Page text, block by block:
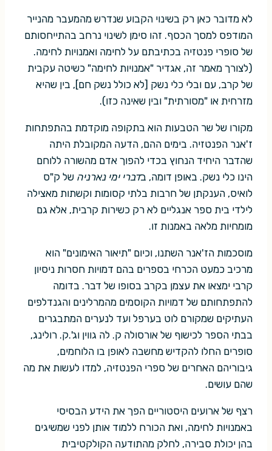
לא מדובר כאן רק בשינוי הקבוע שנדרש מהמעבר מהנייר
המודפס למסך הכסף. זהו סימן לשינוי נרחב בהתייחסותם
של סופרי פנטזיה בכתיבתם על לחימה ואמנויות לחימה.
(לצורך מאמר זה, אגדיר "אמנויות לחימה" כשיטה עקבית
של קרב, עם ובלי כלי נשק [לא כולל נשק חם], בין שהיא
מזרחית או "מסורתית" ובין שאינה כזו).
מקורו של שר הטבעות הוא בתקופה מוקדמת בהתפתחות
ז'אנר הפנטזיה. בימים ההם, הדעה המקובלת היתה
שהדבר היחיד הנחוץ בכדי להפוך אדם מהשורה ללוחם
הינו כלי נשק. באופן דומה, בדברי ימי נארניה של ק"ס
לואיס, הענקתן של חרבות בלתי קסומות וקשתות מאצילה
לילדי בית ספר אנגליים לא רק כשירות קרבית, אלא גם
מומחיות מלאה באמנות זו.
מוסכמות הז'אנר השתנו, וכיום "תיאור האימונים" הוא
מרכיב כמעט הכרחי בספרים בהם דמויות חסרות ניסיון
קרבי ימצאו את עצמן בקרב בסופו של דבר. בדומה
להתפתחותם של דמויות הקוסמים מהמרלינים והגנדלפים
העתיקים שמקורם לוט בערפל ועד לנערים המתבגרים
בבתי הספר לכישוף של אורסולה ק. לה גווין וג'.ק. רולינג,
סופרים החלו להקדיש מחשבה לאופן בו הלוחמים,
גיבוריהם האחרים של ספרי הפנטזיה, למדו לעשות את מה
שהם עושים.
רצף של ארועים היסטוריים הפך את הידע הבסיסי
באמנויות לחימה, ואת הכורח ללמוד אותן לפני שמשיגים
בהן יכולת סבירה, לחלק מהתודעה הקולקטיבית